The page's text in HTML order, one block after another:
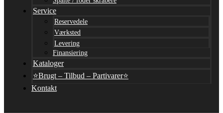
Service
Reservedele
Værksted
Levering
Finansiering
Kataloger
⭐Brugt – Tilbud – Partivarer⭐
Kontakt